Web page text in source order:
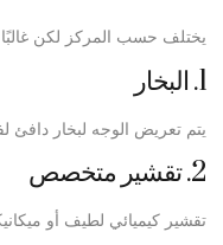
يختلف حسب المركز لكن
1. البخار
يتم تعريض الوجه لبخار دافئ
2. تقشير متخصص
تقشير كيميائي لطيف أو